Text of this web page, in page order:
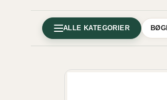
ALLE KATEGORIER